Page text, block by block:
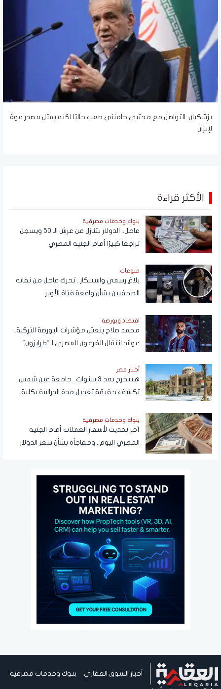
بزشكيان: التواصل مع مجتبى خامنئي صعب حاليًا لكنه يمثل مصدر قوة
لإيران
الأكثر قراءة
بنوك وخدمات مصرفية
عاجل.. الدولار يتنازل عن عرش الـ 50 ويسجل
تراجعا كبيرًا أمام الجنيه المصري
منوعات
بلاغ رسمي واستنكار.. تحرك عاجل من نقابة
الصحفيين بشأن واقعة فتاة الأوبر
اقتصاد وبورصة
محمد صلاح ينعش مؤشرات البورصة التركية..
عوائد انتقال الفرعون المصري لـ"طرابزون"
أخبار مصر
هتتخرج بعد 3 سنوات.. جامعة عين شمس
تكشف حقيقة تعديل مدة الدراسة بكلية
بنوك وخدمات مصرفية
آخر تحديث لأسعار العملات أمام الجنيه
المصري اليوم.. ومفاجأة بشأن سعر الدولار
أخبار السوق العقاري بنوك وخدمات مصرفية